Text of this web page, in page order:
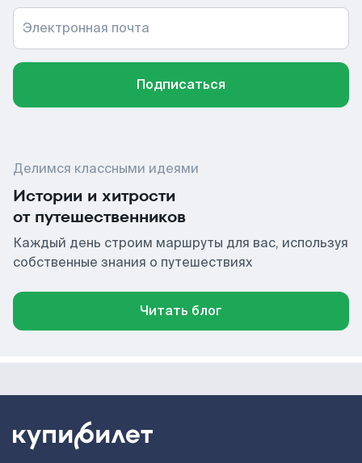
Электронная почта
Подписаться
Делимся классными идеями
Истории и хитрости
от путешественников
Каждый день строим маршруты для вас, используя
собственные знания о путешествиях
Читать блог